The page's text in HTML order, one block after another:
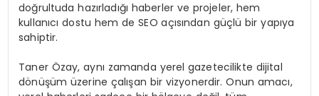
doğrultuda hazırladığı haberler ve projeler, hem
kullanıcı dostu hem de SEO açısından güçlü bir yapıya
sahiptir.
Taner Özay, aynı zamanda yerel gazetecilikte dijital
dönüşüm üzerine çalışan bir vizyonerdir. Onun amacı,